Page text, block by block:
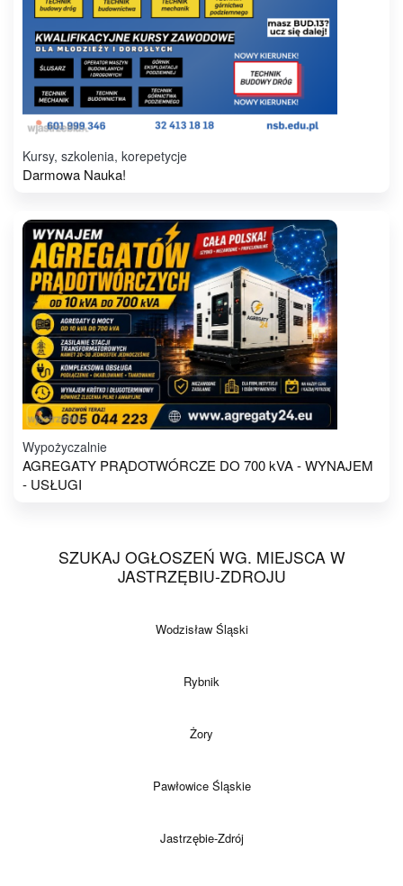
Kursy, szkolenia, korepetycje
Darmowa Nauka!
Wypożyczalnie
AGREGATY PRĄDOTWÓRCZE DO 700 kVA - WYNAJEM
- USŁUGI
SZUKAJ OGŁOSZEŃ WG. MIEJSCA W
JASTRZĘBIU-ZDROJU
Wodzisław Śląski
Rybnik
Żory
Pawłowice Śląskie
Jastrzębie-Zdrój